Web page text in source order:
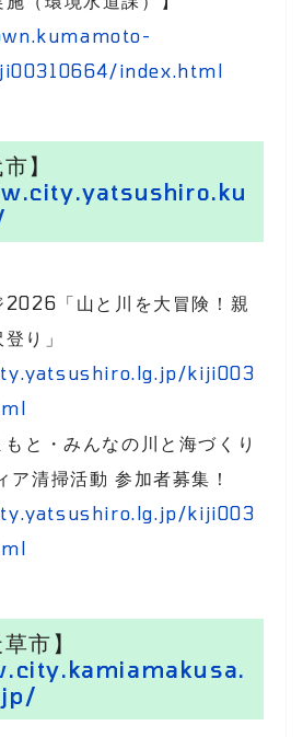
index.html
】
2026「山と川を大冒険！親
り」
kiji003
と・みんなの川と海づくり
ア清掃活動 参加者募集！
kiji003
市】